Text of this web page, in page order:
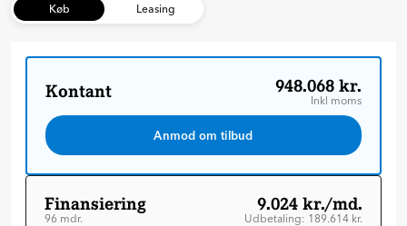
Køb Leasing
Kontant 948.068 kr.
Inkl moms
Anmod om tilbud
Finansiering
96 mdr.
9.024 kr./md.
Udbetaling: 189.614 kr.